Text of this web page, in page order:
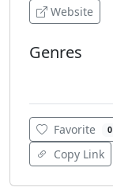
Website
Genres
Favorite 0
Copy Link